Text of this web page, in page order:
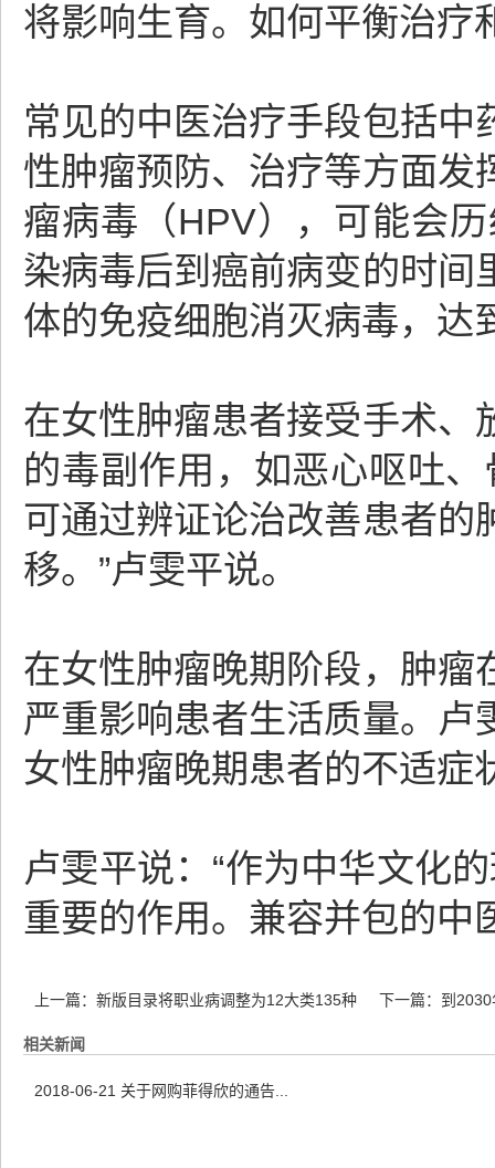
将影响生育。如何平衡治疗
常见的中医治疗手段包括
性肿瘤预防、治疗等方面发
瘤病毒（HPV），可能会
染病毒后到癌前病变的时间
体的免疫细胞消灭病毒，达
在女性肿瘤患者接受手术、
的毒副作用，如恶心呕吐
可通过辨证论治改善患者的
移。”卢雯平说。
在女性肿瘤晚期阶段，肿瘤
严重影响患者生活质量。卢
女性肿瘤晚期患者的不适症
卢雯平说：“作为中华文化
重要的作用。兼容并包的中
上一篇： 新版目录将职业病调整为12大类135种 下一篇： 到
相关新闻
2018-06-21 关于网购菲得欣的通告...